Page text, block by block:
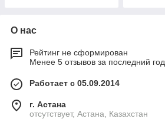
О нас
Рейтинг не сформирован
Менее 5 отзывов за последний год
Работает с 05.09.2014
г. Астана
отсутствует, Астана, Казахстан